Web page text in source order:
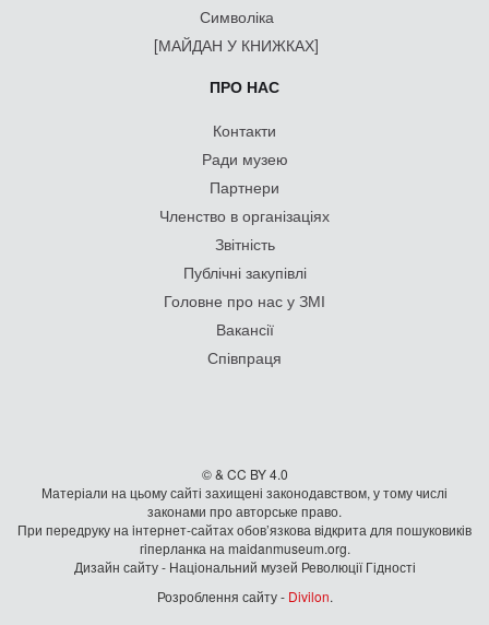
Символіка
[МАЙДАН У КНИЖКАХ]
ПРО НАС
Контакти
Ради музею
Партнери
Членство в організаціях
Звітність
Публічні закупівлі
Головне про нас у ЗМІ
Вакансії
Співпраця
© & CC BY 4.0
Матеріали на цьому сайті захищені законодавством, у тому числі
законами про авторське право.
При передруку на iнтернет-сайтах обов’язкова відкрита для пошуковиків
гiперланка на maidanmuseum.org.
Дизайн сайту - Національний музей Революції Гідності
Розроблення сайту - Divilon.